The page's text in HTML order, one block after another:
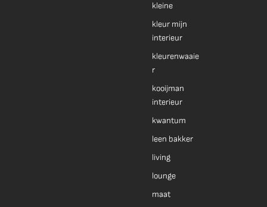
kleine
kleur mijn
interieur
kleurenwaaie
r
kooijman
interieur
kwantum
leen bakker
living
lounge
maat